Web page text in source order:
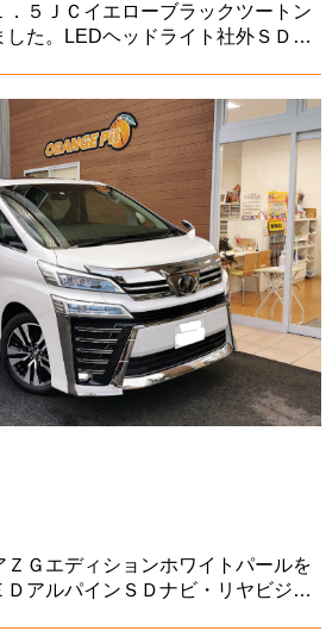
５ＪＣイエローブラックツートン
した。LEDヘッドライト社外ＳＤナ
ーなど。初めてのご来店で即決して
Ｇエディションホワイトパールを
アルパインＳＤナビ・リヤビジョ